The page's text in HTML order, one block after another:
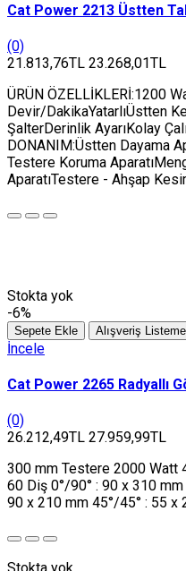
Cat Power 2213 Üstten
(0)
21.813,76TL 23.268,01TL
ÜRÜN ÖZELLİKLERİ:1200
Devir/DakikaYatarlıÜstten
ŞalterDerinlik AyarıKolay
DONANIM:Üstten Dayama
Testere Koruma
AparatıTestere - Ahşap
Stokta yok
-6%
Sepete Ekle Alışveriş
İncele
Cat Power 2265 Radyallı
(0)
26.212,49TL 27.959,99TL
300 mm Testere 2000 Watt
60 Diş 0°/90° : 90 x 310
90 x 210 mm 45°/45° : 55 x